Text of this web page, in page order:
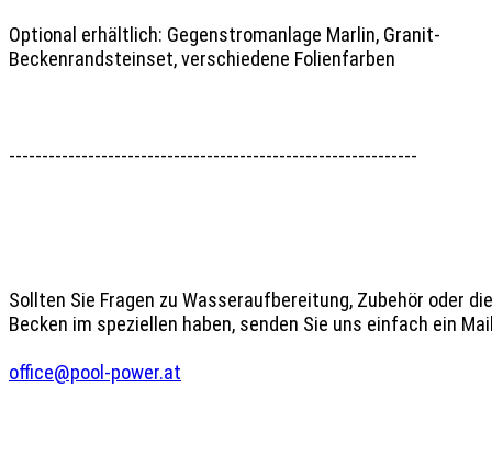
Optional erhältlich: Gegenstromanlage Marlin, Granit-
Beckenrandsteinset, verschiedene Folienfarben
--------------------------------------------------------------
Sollten Sie Fragen zu Wasseraufbereitung, Zubehör oder
Becken im speziellen haben, senden Sie uns einfach ein
office@pool-power.at